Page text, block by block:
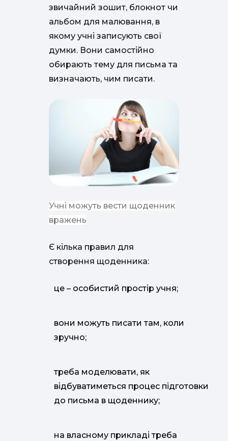
звичайний зошит, блокнот чи
альбом для малювання, в
якому учні записують свої
думки. Вони самостійно
обирають тему для письма та
визначають, чим писати.
Учні можуть вести щоденник
вражень
Є кілька правил для
створення щоденника:
це – особистий простір учня;
вони можуть писати там, коли
зручно;
треба моделювати, як
відбуватиметься процес підготовки
до письма в щоденнику;
на власному прикладі треба